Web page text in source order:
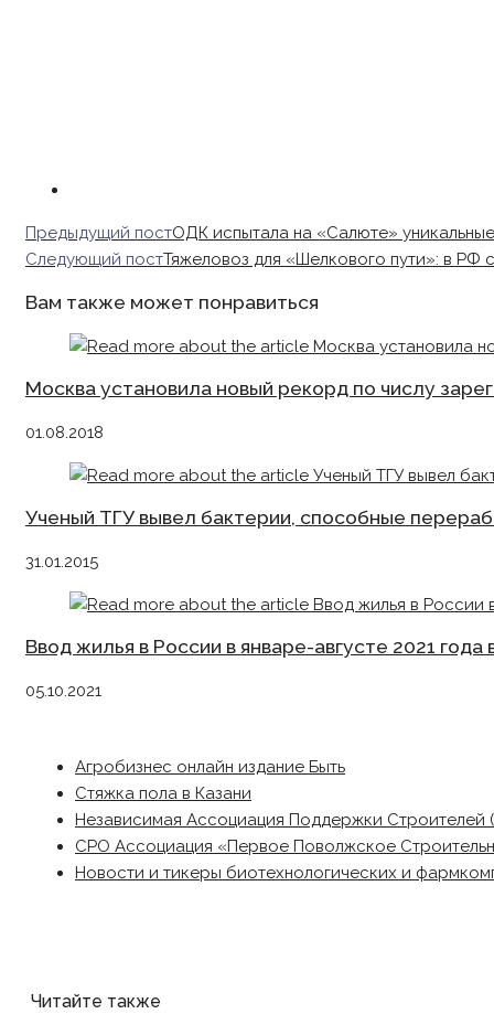
Read
more
Предыдущий постОДК испытала на «Салюте»
Следующий постТяжеловоз для «Шелкового пути»: в
Вам также может понравиться
Москва установила новый рекорд по числу
01.08.2018
Ученый ТГУ вывел бактерии, способные
31.01.2015
Ввод жилья в России в январе-августе 2021 года
05.10.2021
Агробизнес онлайн издание Быть
Стяжка пола в Казани
Независимая Ассоциация Поддержки Строителей
СРО Ассоциация «Первое Поволжское
Новости и тикеры биотехнологических и
Читайте также